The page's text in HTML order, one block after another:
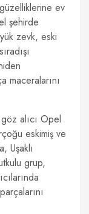
ev
şehirde
zevk, eski
maceralarını
alıcı Opel
eskimiş ve
Uşaklı
grup,